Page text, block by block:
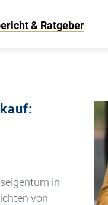
& Ratgeber
in
von